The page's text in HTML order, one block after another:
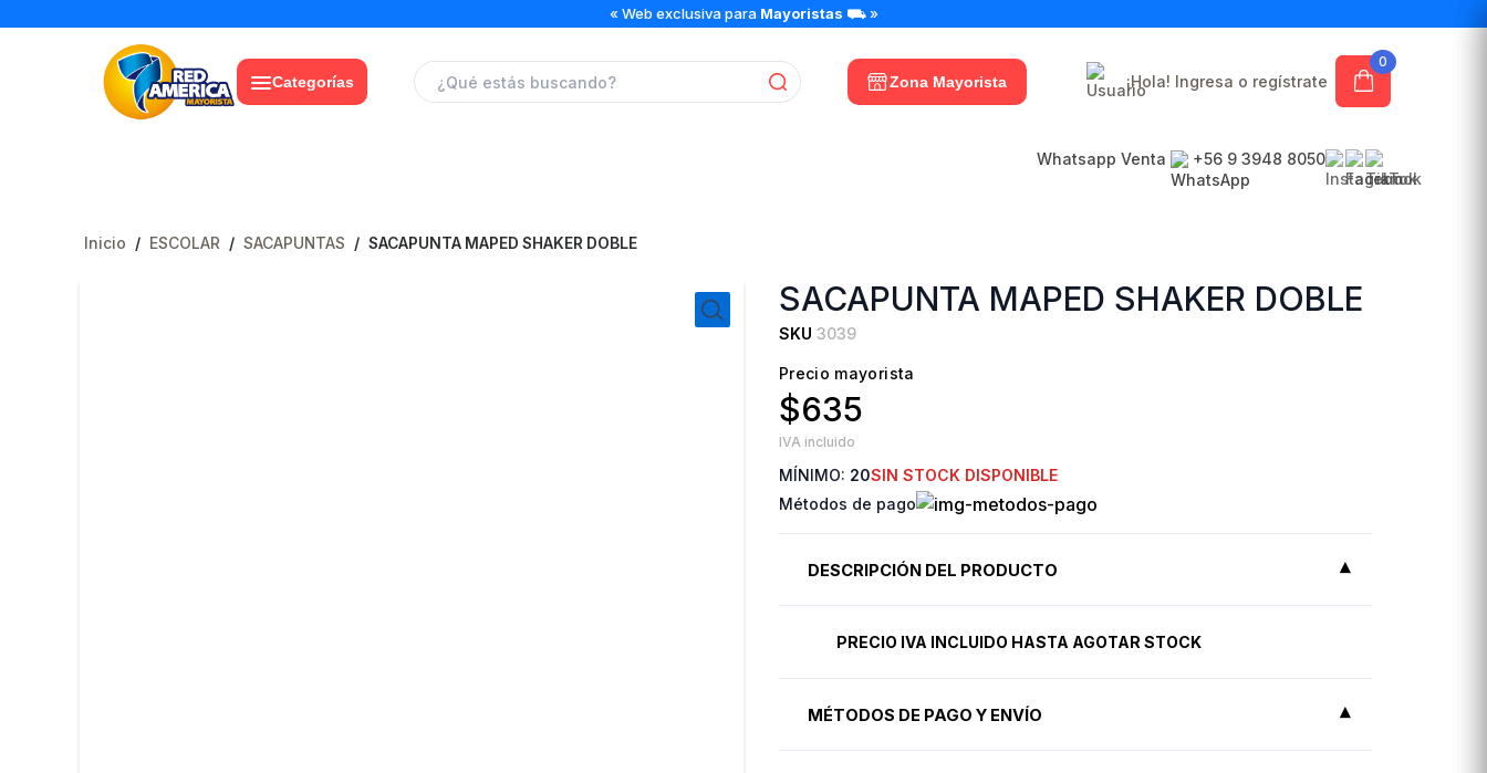
« Web exclusiva para Mayoristas ⛟ »
Categorías Zona Mayorista
0
¡Hola! Ingresa o regístrate
Whatsapp Venta +56 9 3948 8050
Inicio / ESCOLAR / SACAPUNTAS / SACAPUNTA MAPED SHAKER DOBLE
SACAPUNTA MAPED SHAKER DOBLE
SKU 3039
Precio mayorista
$635
IVA incluido
MÍNIMO: 20SIN STOCK DISPONIBLE
Métodos de pago
DESCRIPCIÓN DEL PRODUCTO
PRECIO IVA INCLUIDO HASTA AGOTAR STOCK
MÉTODOS DE PAGO Y ENVÍO